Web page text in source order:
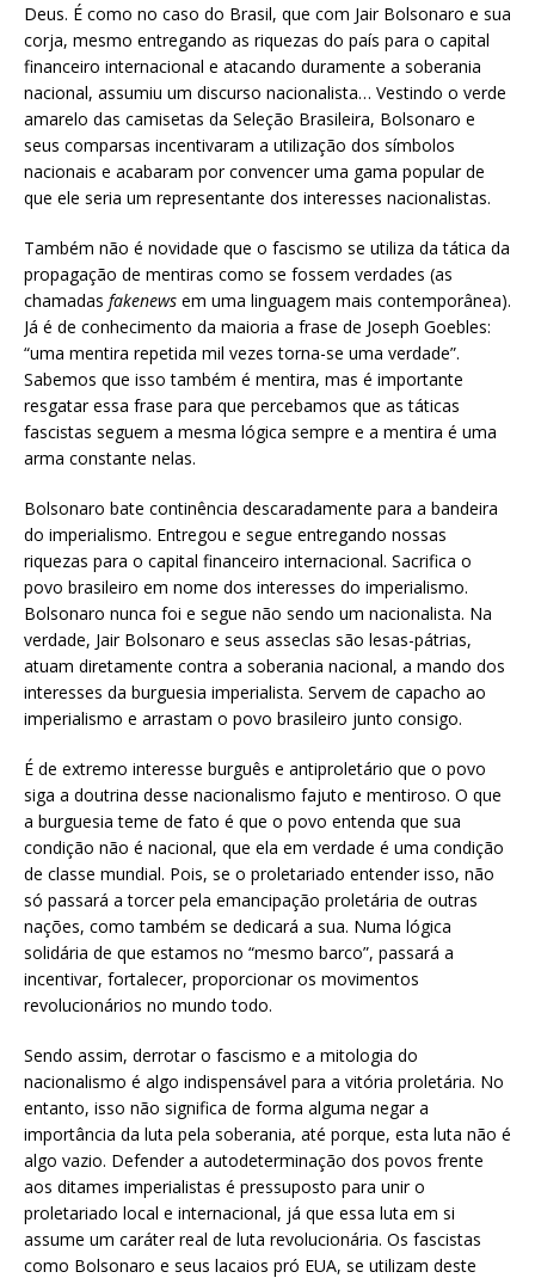
Deus. É como no caso do Brasil, que com Jair Bolsonaro e sua
corja, mesmo entregando as riquezas do país para o capital
financeiro internacional e atacando duramente a soberania
nacional, assumiu um discurso nacionalista… Vestindo o verde
amarelo das camisetas da Seleção Brasileira, Bolsonaro e
seus comparsas incentivaram a utilização dos símbolos
nacionais e acabaram por convencer uma gama popular de
que ele seria um representante dos interesses nacionalistas.
Também não é novidade que o fascismo se utiliza da tática da
propagação de mentiras como se fossem verdades (as
chamadas fakenews em uma linguagem mais contemporânea).
Já é de conhecimento da maioria a frase de Joseph Goebles:
“uma mentira repetida mil vezes torna-se uma verdade”.
Sabemos que isso também é mentira, mas é importante
resgatar essa frase para que percebamos que as táticas
fascistas seguem a mesma lógica sempre e a mentira é uma
arma constante nelas.
Bolsonaro bate continência descaradamente para a bandeira
do imperialismo. Entregou e segue entregando nossas
riquezas para o capital financeiro internacional. Sacrifica o
povo brasileiro em nome dos interesses do imperialismo.
Bolsonaro nunca foi e segue não sendo um nacionalista. Na
verdade, Jair Bolsonaro e seus asseclas são lesas-pátrias,
atuam diretamente contra a soberania nacional, a mando dos
interesses da burguesia imperialista. Servem de capacho ao
imperialismo e arrastam o povo brasileiro junto consigo.
É de extremo interesse burguês e antiproletário que o povo
siga a doutrina desse nacionalismo fajuto e mentiroso. O que
a burguesia teme de fato é que o povo entenda que sua
condição não é nacional, que ela em verdade é uma condição
de classe mundial. Pois, se o proletariado entender isso, não
só passará a torcer pela emancipação proletária de outras
nações, como também se dedicará a sua. Numa lógica
solidária de que estamos no “mesmo barco”, passará a
incentivar, fortalecer, proporcionar os movimentos
revolucionários no mundo todo.
Sendo assim, derrotar o fascismo e a mitologia do
nacionalismo é algo indispensável para a vitória proletária. No
entanto, isso não significa de forma alguma negar a
importância da luta pela soberania, até porque, esta luta não é
algo vazio. Defender a autodeterminação dos povos frente
aos ditames imperialistas é pressuposto para unir o
proletariado local e internacional, já que essa luta em si
assume um caráter real de luta revolucionária. Os fascistas
como Bolsonaro e seus lacaios pró EUA, se utilizam deste